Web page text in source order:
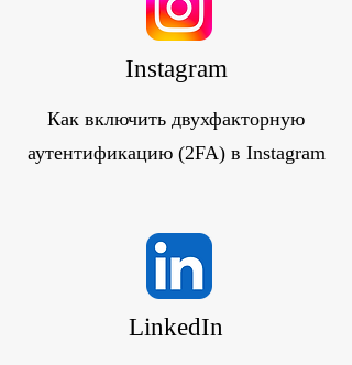
Instagram
Как включить двухфакторную
аутентификацию (2FA) в Instagram
LinkedIn